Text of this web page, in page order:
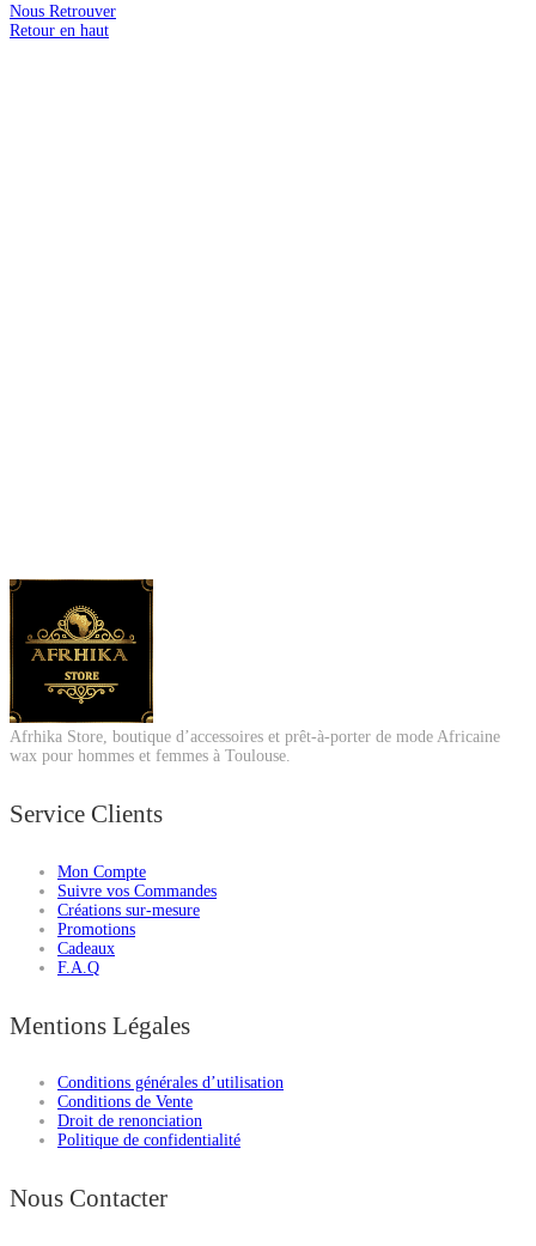
Nous Retrouver
Retour en haut
Afrhika Store, boutique d’accessoires et prêt-à-porter de mode Africaine
wax pour hommes et femmes à Toulouse.
Service Clients
Mon Compte
Suivre vos Commandes
Créations sur-mesure
Promotions
Cadeaux
F.A.Q
Mentions Légales
Conditions générales d’utilisation
Conditions de Vente
Droit de renonciation
Politique de confidentialité
Nous Contacter